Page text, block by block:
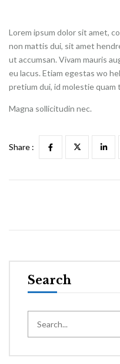
Search
Lorem ipsum dolor sit amet,
non mattis dui, sit amet
ut accumsan. Vivam mauris
eu lacus. Etiam egestas wo
pretium dui, id molestie
Magna sollicitudin nec.
Share :